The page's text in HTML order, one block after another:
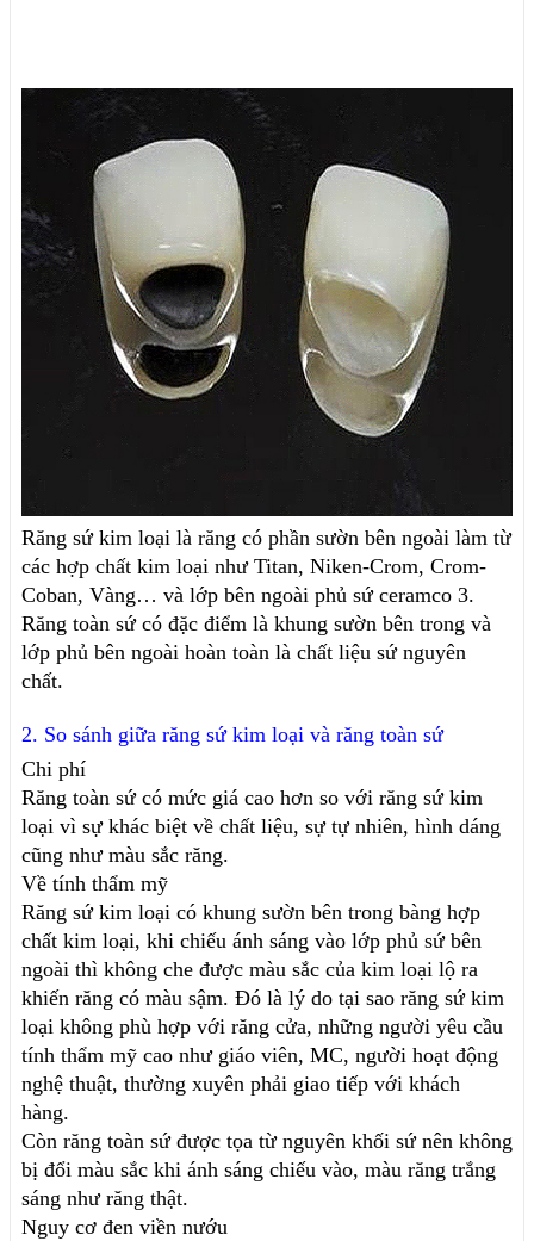
Răng sứ kim loại là răng có phần sườn bên ngoài làm từ
các hợp chất kim loại như Titan, Niken-Crom, Crom-
Coban, Vàng… và lớp bên ngoài phủ sứ ceramco 3.
Răng toàn sứ có đặc điểm là khung sườn bên trong và
lớp phủ bên ngoài hoàn toàn là chất liệu sứ nguyên
chất.
2. So sánh giữa răng sứ kim loại và răng toàn sứ
Chi phí
Răng toàn sứ có mức giá cao hơn so với răng sứ kim
loại vì sự khác biệt về chất liệu, sự tự nhiên, hình dáng
cũng như màu sắc răng.
Về tính thẩm mỹ
Răng sứ kim loại có khung sườn bên trong bàng hợp
chất kim loại, khi chiếu ánh sáng vào lớp phủ sứ bên
ngoài thì không che được màu sắc của kim loại lộ ra
khiến răng có màu sậm. Đó là lý do tại sao răng sứ kim
loại không phù hợp với răng cửa, những người yêu cầu
tính thẩm mỹ cao như giáo viên, MC, người hoạt động
nghệ thuật, thường xuyên phải giao tiếp với khách
hàng.
Còn răng toàn sứ được tọa từ nguyên khối sứ nên không
bị đổi màu sắc khi ánh sáng chiếu vào, màu răng trắng
sáng như răng thật.
Nguy cơ đen viền nướu